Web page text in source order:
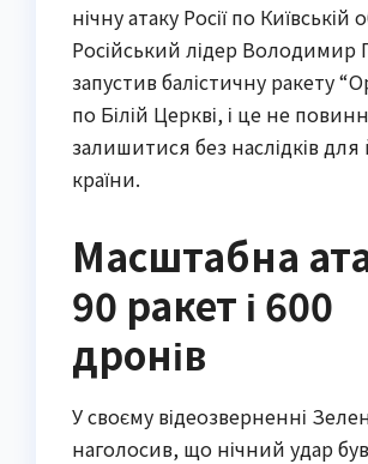
нічну атаку Росії по Київській
Російський лідер Володимир
запустив балістичну ракету
по Білій Церкві, і це не
залишитися без наслідків для
країни.
Масштабна
90 ракет і 600
дронів
У своєму відеозверненні
наголосив, що нічний удар